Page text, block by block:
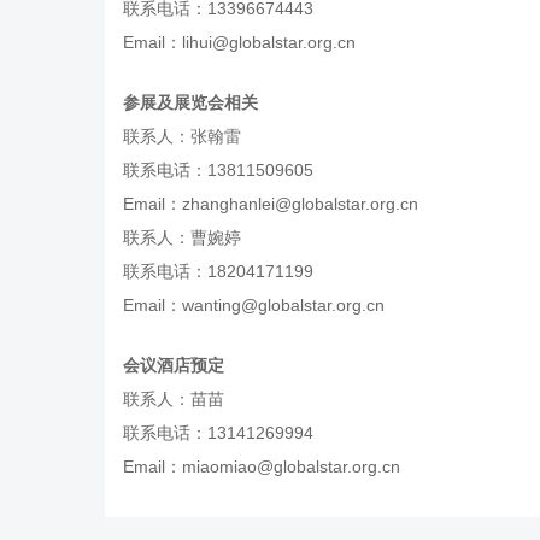
联系电话：13396674443
Email：lihui@globalstar.org.cn
参展及展览会相关
联系人：张翰雷
联系电话：13811509605
Email：zhanghanlei@globalstar.org.cn
联系人：曹婉婷
联系电话：18204171199
Email：wanting@globalstar.org.cn
会议酒店预定
联系人：苗苗
联系电话：13141269994
Email：miaomiao@globalstar.org.cn